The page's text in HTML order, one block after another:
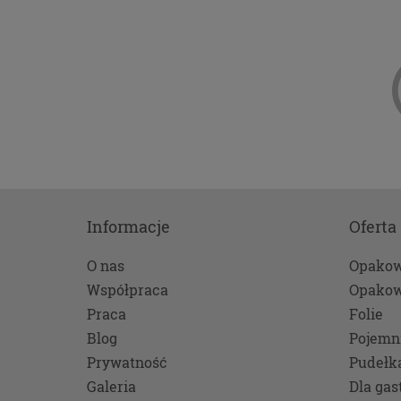
Informacje
O nas
Współpraca
Praca
Blog
Prywatność
Galeria
Oferta
Folie
Dla
i